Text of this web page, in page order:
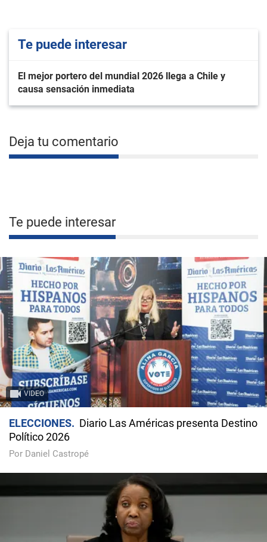
Te puede interesar
El mejor portero del mundial 2026 llega a Chile y
causa sensación inmediata
Deja tu comentario
Te puede interesar
VIDEO
ELECCIONES
Diario Las Américas presenta Destino
Político 2026
Por Daniel Castropé